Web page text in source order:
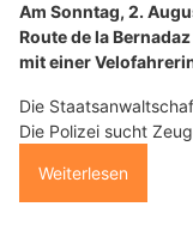
Am Sonntag, 2.
Route de la
mit einer
Die
Die Polizei sucht
Weiterlesen